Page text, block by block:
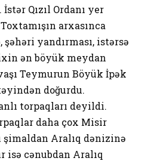
Qızıl Ordanı yer
arxasınca
yandırması, istərsə
ən böyük meydan
Teymurun Böyük İpək
doğurdu.
torpaqları deyildi.
daha çox Misir
şimaldan Aralıq dənizinə
isə cənubdan Aralıq